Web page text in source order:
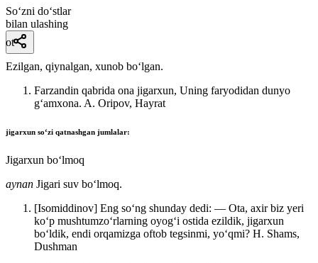
So‘zni do‘stlar
bilan ulashing
ot
Ezilgan, qiynalgan, xunob boʻlgan.
Farzandin qabrida ona jigarxun, Uning faryodidan dunyo
gʻamxona. A. Oripov, Hayrat
jigarxun soʻzi qatnashgan jumlalar:
Jigarxun boʻlmoq
aynan Jigari suv boʻlmoq.
[Isomiddinov] Eng soʻng shunday dedi: — Ota, axir biz yeri
koʻp mushtumzoʻrlarning oyogʻi ostida ezildik, jigarxun
boʻldik, endi orqamizga oftob tegsinmi, yoʻqmi? H. Shams,
Dushman